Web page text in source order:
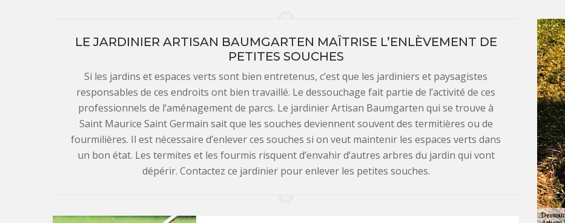
LE JARDINIER ARTISAN BAUMGARTEN MAÎTRISE L’ENLÈVEMENT DE
PETITES SOUCHES
Si les jardins et espaces verts sont bien entretenus, c’est que les jardiniers et paysagistes
responsables de ces endroits ont bien travaillé. Le dessouchage fait partie de l’activité de ces
professionnels de l’aménagement de parcs. Le jardinier Artisan Baumgarten qui se trouve à
Saint Maurice Saint Germain sait que les souches deviennent souvent des termitières ou de
fourmilières. Il est nécessaire d’enlever ces souches si on veut maintenir les espaces verts dans
un bon état. Les termites et les fourmis risquent d’envahir d’autres arbres du jardin qui vont
dépérir. Contactez ce jardinier pour enlever les petites souches.